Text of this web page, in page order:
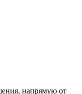
напрямую от